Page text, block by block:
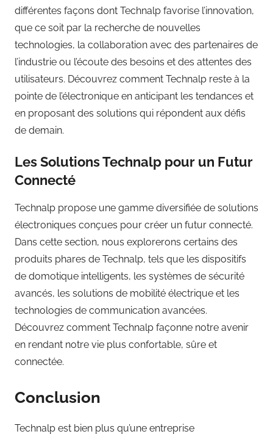
différentes façons dont Technalp favorise l’innovation,
que ce soit par la recherche de nouvelles
technologies, la collaboration avec des partenaires de
l’industrie ou l’écoute des besoins et des attentes des
utilisateurs. Découvrez comment Technalp reste à la
pointe de l’électronique en anticipant les tendances et
en proposant des solutions qui répondent aux défis
de demain.
Les Solutions Technalp pour un Futur
Connecté
Technalp propose une gamme diversifiée de solutions
électroniques conçues pour créer un futur connecté.
Dans cette section, nous explorerons certains des
produits phares de Technalp, tels que les dispositifs
de domotique intelligents, les systèmes de sécurité
avancés, les solutions de mobilité électrique et les
technologies de communication avancées.
Découvrez comment Technalp façonne notre avenir
en rendant notre vie plus confortable, sûre et
connectée.
Conclusion
Technalp est bien plus qu’une entreprise